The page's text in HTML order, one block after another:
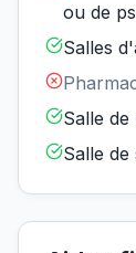
ou de
Salles
Salle
Salle